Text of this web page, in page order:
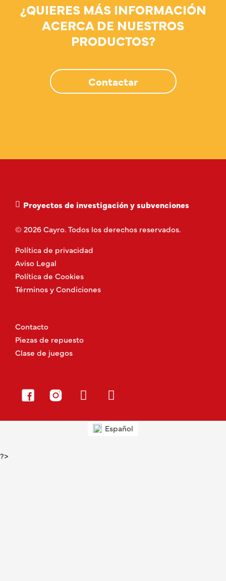
¿QUIERES MÁS INFORMACIÓN
ACERCA DE NUESTROS
PRODUCTOS?
Contactar
Proyectos de investigación y subvenciones
© 2026 Cayro. Todos los derechos reservados.
Política de privacidad
Aviso Legal
Política de Cookies
Términos y Condiciones
Contacto
Piezas de repuesto
Clase de juegos
Español
?>